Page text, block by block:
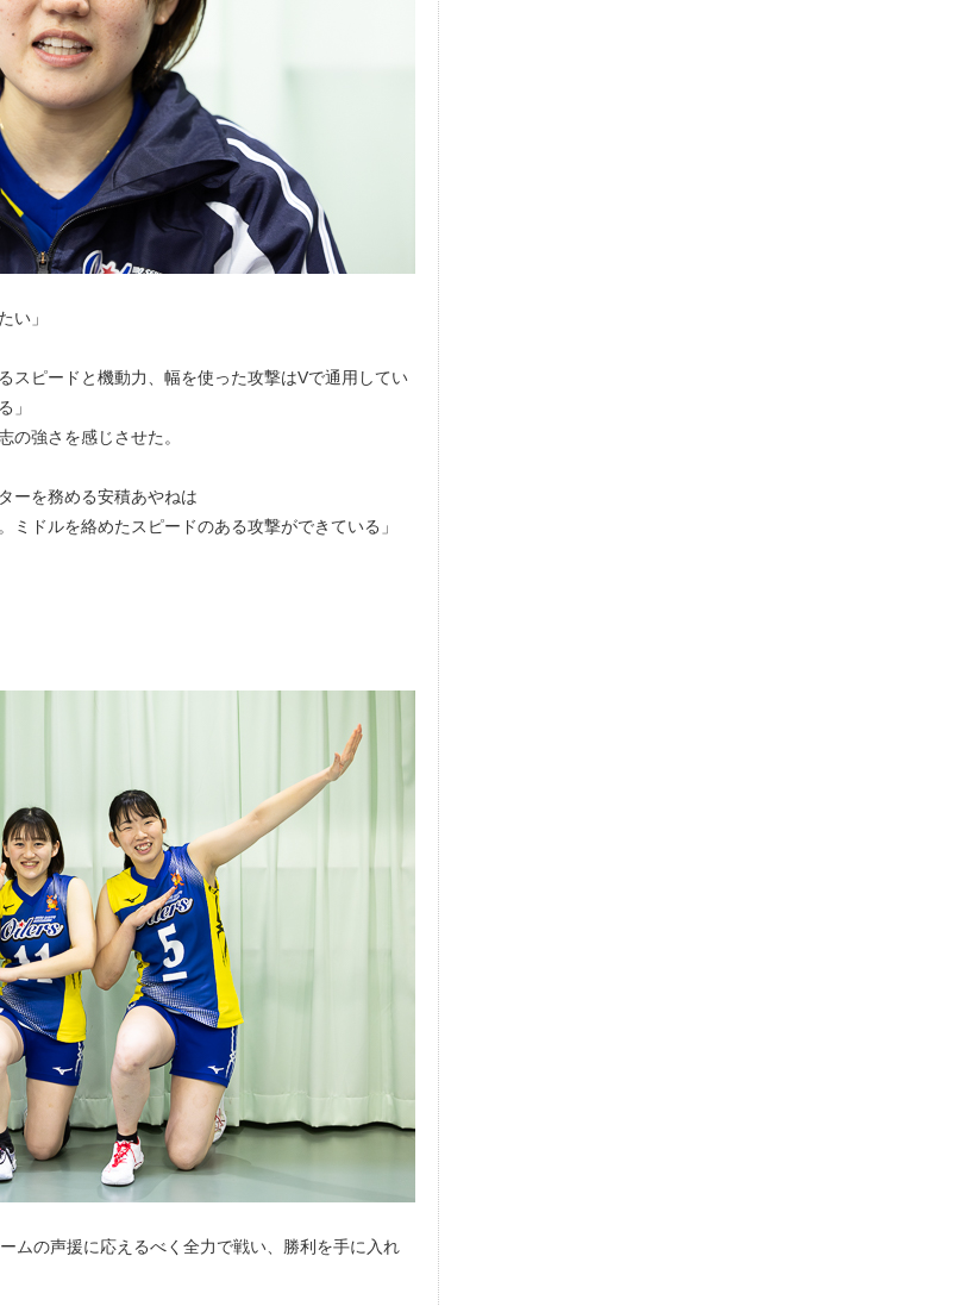
い」
スピードと機動力、幅を使った攻撃はVで通用してい
」
の強さを感じさせた。
ーを務める安積あやねは
ミドルを絡めたスピードのある攻撃ができている」
ムの声援に応えるべく全力で戦い、勝利を手に入れ